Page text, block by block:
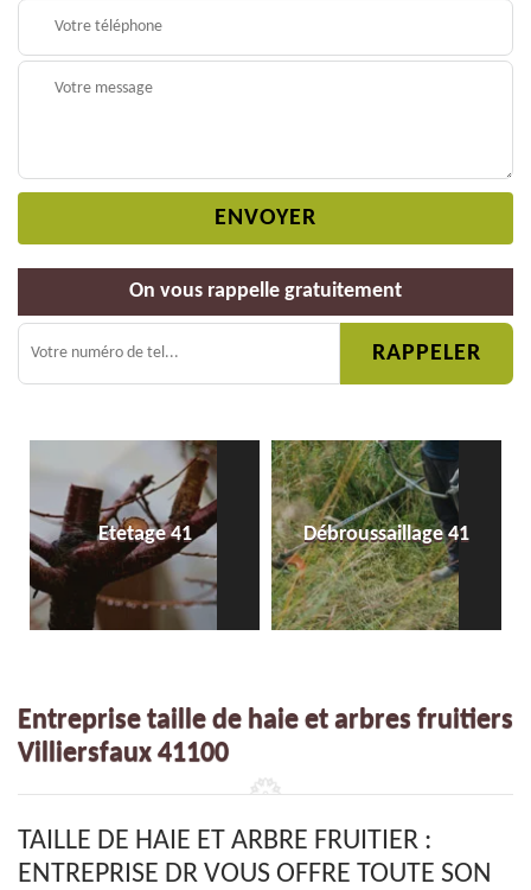
On vous rappelle gratuitement
Etetage 41 Débroussaillage 41
Entreprise taille de haie et arbres fruitiers
Villiersfaux 41100
TAILLE DE HAIE ET ARBRE FRUITIER :
ENTREPRISE DR VOUS OFFRE TOUTE SON